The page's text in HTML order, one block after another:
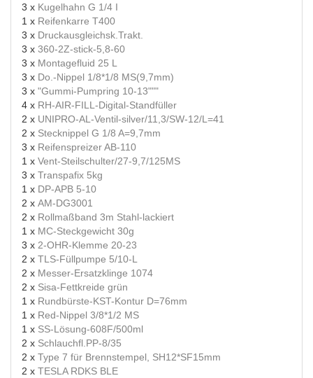
3 x Kugelhahn G 1/4 I
1 x Reifenkarre T400
3 x Druckausgleichsk.Trakt.
3 x 360-2Z-stick-5,8-60
3 x Montagefluid 25 L
3 x Do.-Nippel 1/8*1/8 MS(9,7mm)
3 x "Gummi-Pumpring 10-13"""
4 x RH-AIR-FILL-Digital-Standfüller
2 x UNIPRO-AL-Ventil-silver/11,3/SW-12/L=41
2 x Stecknippel G 1/8 A=9,7mm
3 x Reifenspreizer AB-110
1 x Vent-Steilschulter/27-9,7/125MS
3 x Transpafix 5kg
1 x DP-APB 5-10
2 x AM-DG3001
2 x Rollmaßband 3m Stahl-lackiert
1 x MC-Steckgewicht 30g
3 x 2-OHR-Klemme 20-23
2 x TLS-Füllpumpe 5/10-L
2 x Messer-Ersatzklinge 1074
2 x Sisa-Fettkreide grün
1 x Rundbürste-KST-Kontur D=76mm
1 x Red-Nippel 3/8*1/2 MS
1 x SS-Lösung-608F/500ml
2 x Schlauchfl.PP-8/35
2 x Type 7 für Brennstempel, SH12*SF15mm
2 x TESLA RDKS BLE